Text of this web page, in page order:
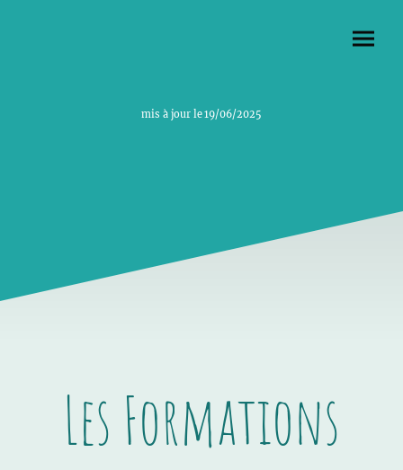
mis à jour le 19/06/2025
Les Formations